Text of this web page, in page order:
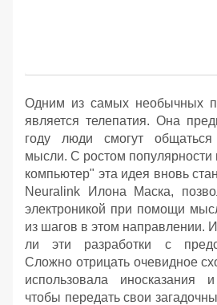
Одним из самых необычных
является телепатия. Она
году люди смогут
мысли. С ростом популярности
компьютер" эта идея вновь
Neuralink Илона Маска,
электроникой при помощи
из шагов в этом направлении.
ли эти разработки с
Сложно отрицать очевидное
использовала иносказания
чтобы передать свои